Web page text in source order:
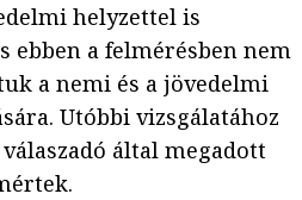
helyzettel is
ebben a felmérésben nem
a nemi és a jövedelmi
Utóbbi vizsgálatához
által megadott